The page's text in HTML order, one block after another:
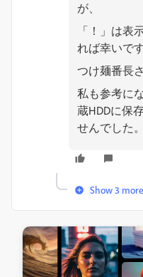
が、
「！」は表
れば幸いです
つけ麺番長
私も参考に
蔵HDDに保
せんでした。
Show 3